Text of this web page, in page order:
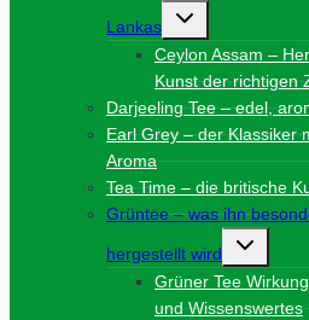
Lankas
Untermenü
Ceylon Assam –
Kunst der richtigen
Darjeeling Tee – edel,
Earl Grey – der Klassiker
Aroma
Tea Time – die britische
Grüntee – was ihn
hergestellt wird
Untermenü
Grüner Tee
und Wissenswertes